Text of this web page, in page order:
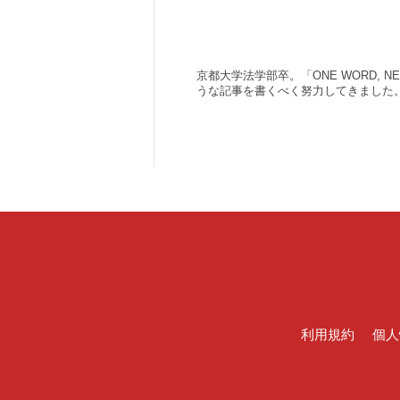
京都大学法学部卒。「ONE WORD,
うな記事を書くべく努力してきまし
利用規約 個